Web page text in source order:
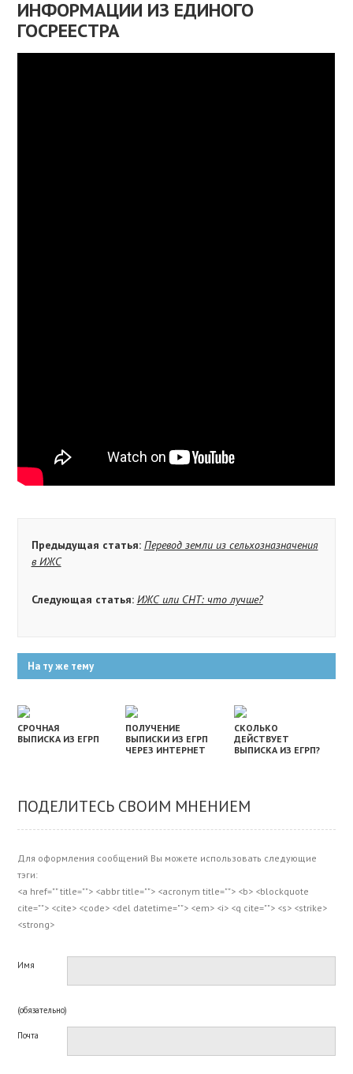
ИНФОРМАЦИИ ИЗ ЕДИНОГО
ГОСРЕЕСТРА
Предыдущая статья: Перевод земли из сельхозназначения
в ИЖС
Следующая статья: ИЖС или СНТ: что лучше?
На ту же тему
СРОЧНАЯ
ВЫПИСКА ИЗ ЕГРП
ПОЛУЧЕНИЕ
ВЫПИСКИ ИЗ ЕГРП
ЧЕРЕЗ ИНТЕРНЕТ
СКОЛЬКО
ДЕЙСТВУЕТ
ВЫПИСКА ИЗ ЕГРП?
ПОДЕЛИТЕСЬ СВОИМ МНЕНИЕМ
Для оформления сообщений Вы можете использовать следующие
тэги:
<a href="" title=""> <abbr title=""> <acronym title=""> <b> <blockquote
cite=""> <cite> <code> <del datetime=""> <em> <i> <q cite=""> <s> <strike>
<strong>
Имя
(обязательно)
Почта